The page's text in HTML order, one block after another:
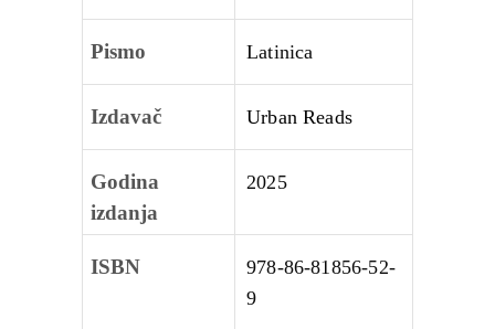
Pismo Latinica
Izdavač Urban Reads
Godina
izdanja
2025
ISBN
978-86-81856-52-
9